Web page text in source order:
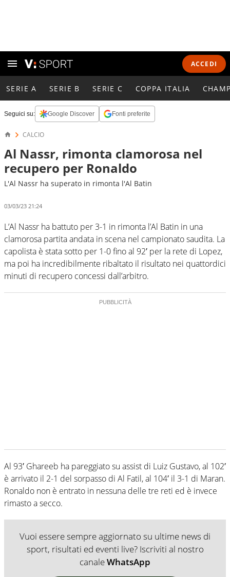
ACCEDI
SERIE A SERIE B SERIE C COPPA ITALIA
Seguici su: Google Discover Fonti preferite
CALCIO
Al Nassr, rimonta clamorosa nel
recupero per Ronaldo
L'Al Nassr ha superato in rimonta l'Al Batin
03/03/23 21:24
L’Al Nassr ha battuto per 3-1 in rimonta l’Al Batin in una
clamorosa partita andata in scena nel campionato saudita. La
capolista è stata sotto per 1-0 fino al 92′ per la rete di Lopez,
ma poi ha incredibilmente ribaltato il risultato nei quattordici
minuti di recupero concessi dall’arbitro.
Al 93′ Ghareeb ha pareggiato su assist di Luiz Gustavo, al 102′
è arrivato il 2-1 del sorpasso di Al Fatil, al 104′ il 3-1 di Maran.
Ronaldo non è entrato in nessuna delle tre reti ed è invece
rimasto a secco.
Vuoi essere sempre aggiornato su ultime news di
sport, risultati ed eventi live? Iscriviti al nostro
canaleWhatsApp